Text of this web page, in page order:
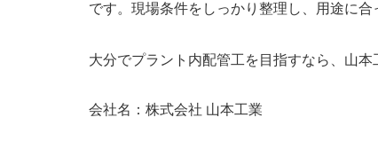
です。現場条件をしっかり整理し、用途に
大分でプラント内配管工を目指すなら、山本
会社名：株式会社 山本工業